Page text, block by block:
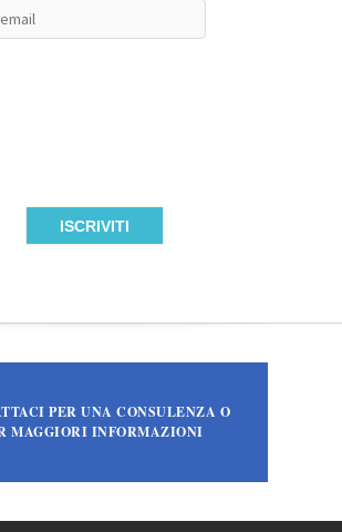
PER UNA CONSULENZA O
MAGGIORI INFORMAZIONI